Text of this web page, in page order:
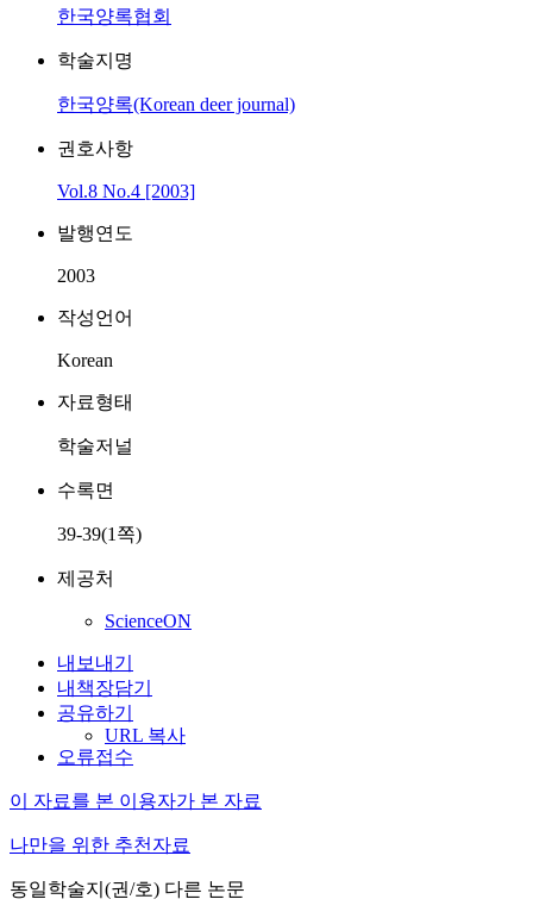
한국양록협회
학술지명
한국양록(Korean deer journal)
권호사항
Vol.8 No.4 [2003]
발행연도
2003
작성언어
Korean
자료형태
학술저널
수록면
39-39(1쪽)
제공처
ScienceON
내보내기
내책장담기
공유하기
URL 복사
오류접수
이 자료를 본 이용자가 본 자료
나만을 위한 추천자료
동일학술지(권/호) 다른 논문